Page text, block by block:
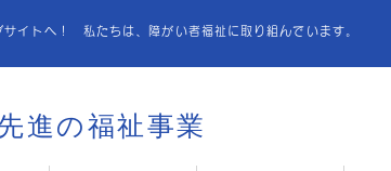
イトへ！ 私たちは、障がい者福祉に取り組んでいます。
進の福祉事業